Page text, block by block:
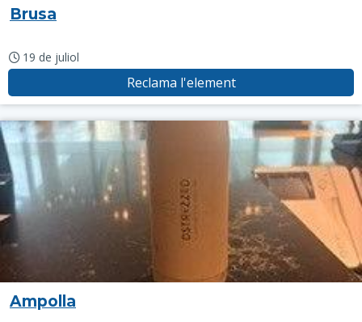
Brusa
19 de juliol
Reclama l'element
Ampolla